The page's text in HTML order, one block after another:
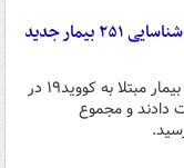
فوت ۳ بیمار کووید۱۹ / شناسایی ۲۵۱ بیمار جدید
در ۲۴ ساعت گذشته، ۳ بیمار مبتلا به کووید۱۹ در
دادند و مجموع